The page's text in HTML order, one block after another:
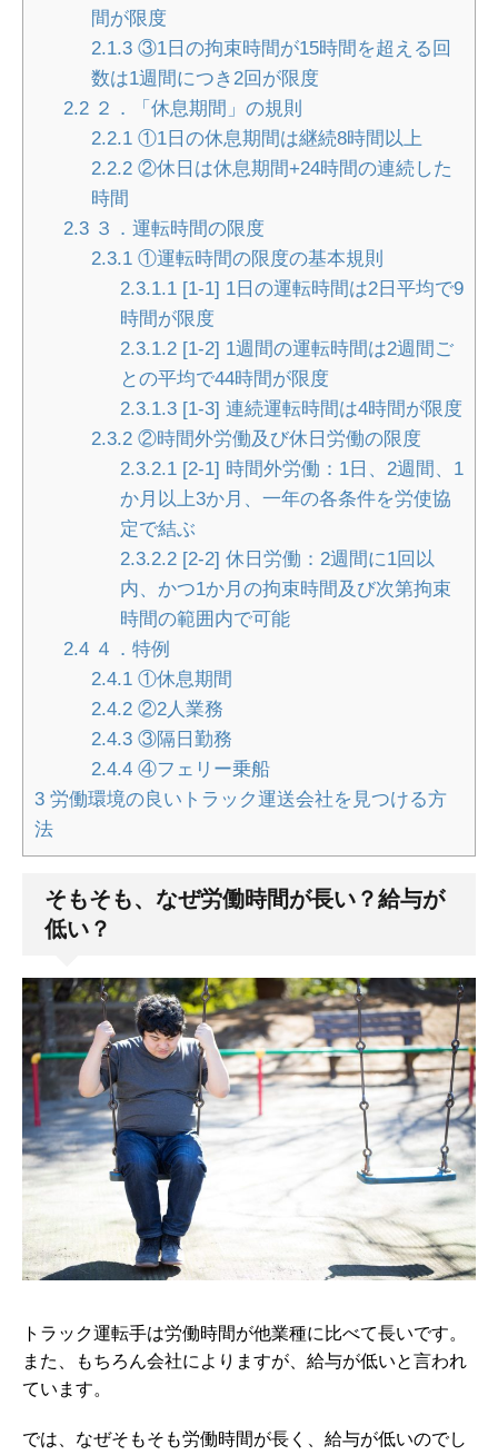
間が限度
2.1.3 ③1日の拘束時間が15時間を超える回
数は1週間につき2回が限度
2.2２．「休息期間」の規則
2.2.1 ①1日の休息期間は継続8時間以上
2.2.2 ②休日は休息期間+24時間の連続した
時間
2.3３．運転時間の限度
2.3.1 ①運転時間の限度の基本規則
2.3.1.1[1-1] 1日の運転時間は2日平均で9
時間が限度
2.3.1.2[1-2] 1週間の運転時間は2週間ご
との平均で44時間が限度
2.3.1.3[1-3] 連続運転時間は4時間が限度
2.3.2 ②時間外労働及び休日労働の限度
2.3.2.1[2-1] 時間外労働：1日、2週間、1
か月以上3か月、一年の各条件を労使協
定で結ぶ
2.3.2.2[2-2] 休日労働：2週間に1回以
内、かつ1か月の拘束時間及び次第拘束
時間の範囲内で可能
2.4４．特例
2.4.1 ①休息期間
2.4.2 ②2人業務
2.4.3 ③隔日勤務
2.4.4 ④フェリー乗船
3 労働環境の良いトラック運送会社を見つける方
法
そもそも、なぜ労働時間が長い？給与が
低い？
トラック運転手は労働時間が他業種に比べて長いです。
また、もちろん会社によりますが、給与が低いと言われ
ています。
では、なぜそもそも労働時間が長く、給与が低いのでし